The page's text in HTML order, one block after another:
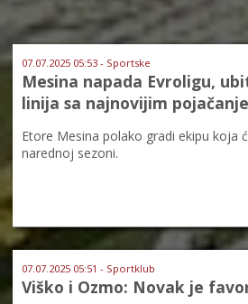
07.07.2025 05:53 - Sportske
Mesina napada Evroligu,
linija sa najnovijim
Etore Mesina polako gradi ekipu koja
narednoj sezoni.
07.07.2025 05:51 - Sportklub
Viško i Ozmo: Novak je